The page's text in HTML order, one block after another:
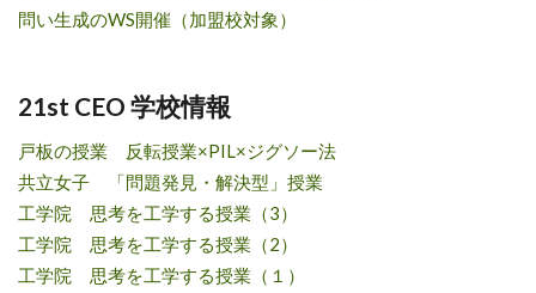
問い生成のWS開催（加盟校対象）
21st CEO 学校情報
戸板の授業 反転授業×PIL×ジグソー法
共立女子 「問題発見・解決型」授業
工学院 思考を工学する授業（3）
工学院 思考を工学する授業（2）
工学院 思考を工学する授業（１）